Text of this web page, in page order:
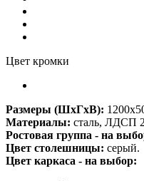
Цвет кромки
Размеры (ШхГхВ):
Материалы: сталь, ЛДСП
Ростовая группа - на
Цвет столешницы: серый.
Цвет каркаса - на выбор: